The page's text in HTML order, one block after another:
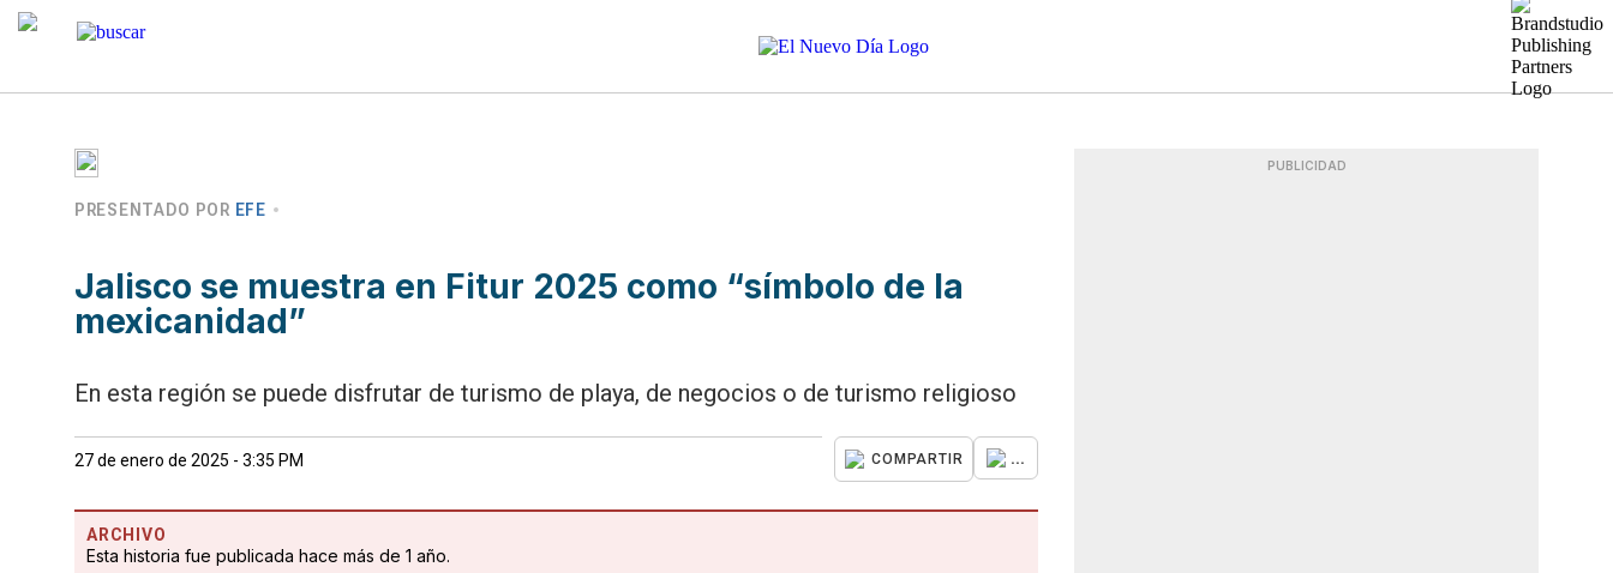
PRESENTADO POR EFE
Jalisco se muestra en Fitur 2025 como “símbolo de la
mexicanidad”
En esta región se puede disfrutar de turismo de playa, de negocios o de turismo religioso
27 de enero de 2025 - 3:35 PM COMPARTIR ...
ARCHIVO
Esta historia fue publicada hace más de 1 año.
PUBLICIDAD